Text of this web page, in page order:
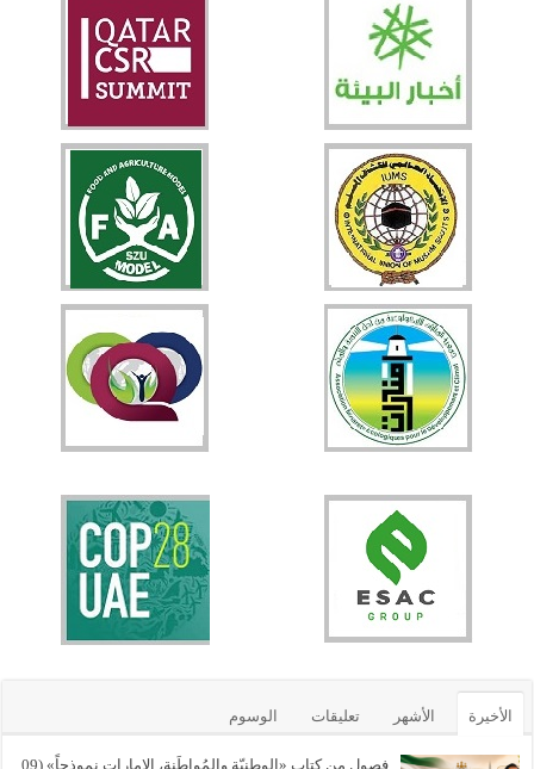
الأخيرة الأشهر تعليقات الوسوم
فصول من كتاب «الوطنيّة والمُواطَنة، الإمارات نموذجاً» (09